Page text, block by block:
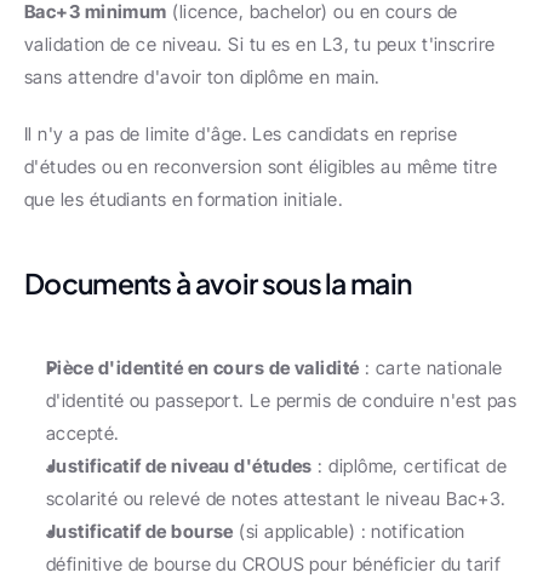
Bac+3 minimum (licence, bachelor) ou en cours de
validation de ce niveau. Si tu es en L3, tu peux t'inscrire
sans attendre d'avoir ton diplôme en main.
Il n'y a pas de limite d'âge. Les candidats en reprise
d'études ou en reconversion sont éligibles au même titre
que les étudiants en formation initiale.
Documents à avoir sous la main
Pièce d'identité en cours de validité : carte nationale
d'identité ou passeport. Le permis de conduire n'est pas
accepté.
Justificatif de niveau d'études : diplôme, certificat de
scolarité ou relevé de notes attestant le niveau Bac+3.
Justificatif de bourse (si applicable) : notification
définitive de bourse du CROUS pour bénéficier du tarif